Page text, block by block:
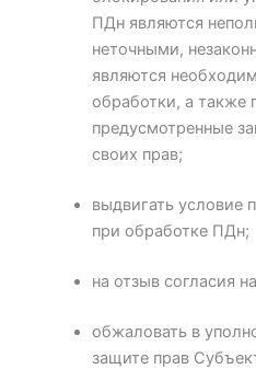
ПДн являются
неточными,
являются
обработки, а также
предусмотренные
своих прав;
выдвигать условие
при обработке ПДн;
на отзыв согласия
обжаловать в
защите прав